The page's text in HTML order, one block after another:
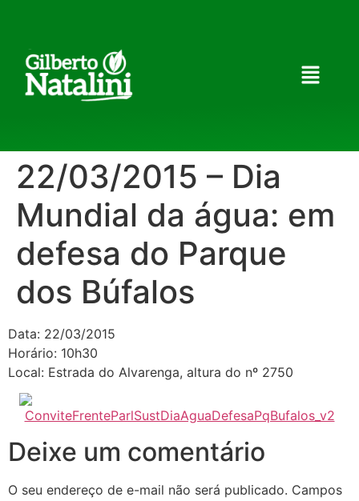
22/03/2015 – Dia
Mundial da água: em
defesa do Parque
dos Búfalos
Data: 22/03/2015
Horário: 10h30
Local: Estrada do Alvarenga, altura do nº 2750
Deixe um comentário
O seu endereço de e-mail não será publicado. Campos